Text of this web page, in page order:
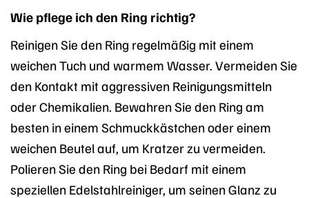
Wie pflege ich den Ring richtig?
Reinigen Sie den Ring regelmäßig mit einem
weichen Tuch und warmem Wasser. Vermeiden Sie
den Kontakt mit aggressiven Reinigungsmitteln
oder Chemikalien. Bewahren Sie den Ring am
besten in einem Schmuckkästchen oder einem
weichen Beutel auf, um Kratzer zu vermeiden.
Polieren Sie den Ring bei Bedarf mit einem
speziellen Edelstahlreiniger, um seinen Glanz zu